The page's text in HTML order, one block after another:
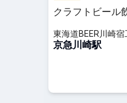
クラフトビール
東海道BEER川崎宿
京急川崎駅